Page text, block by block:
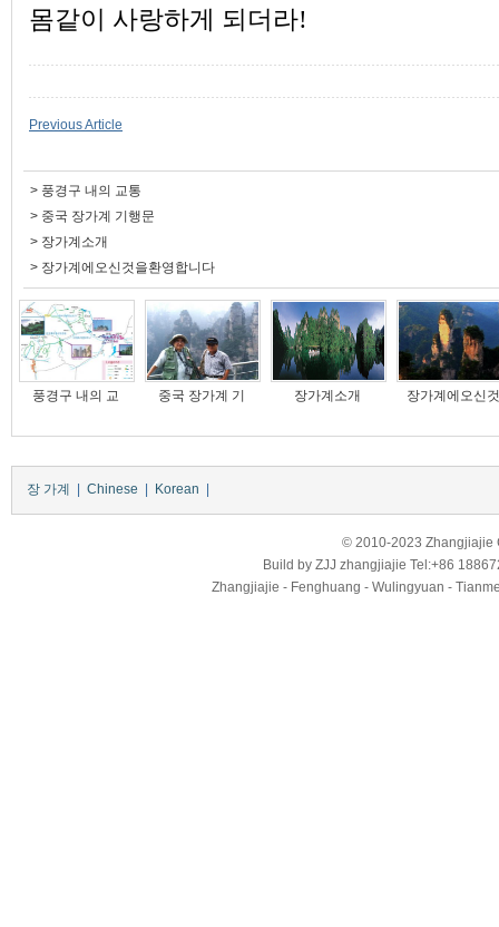
몸같이 사랑하게 되더라!
Previous Article
> 풍경구 내의 교통
> 중국 장가계 기행문
> 장가계소개
> 장가계에오신것을환영합니다
풍경구 내의 교 중국 장가계 기 장가계소개 장가계에오신
장 가계 Chinese Korean
© 2010-2023 Zhangjiajie
Build by ZJJ zhangjiajie Tel:+86
Zhangjiajie - Fenghuang - Wulingyuan -